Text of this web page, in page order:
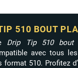
510 BOUT
Drip Tip 510 bout
avec tous
510. Profitez